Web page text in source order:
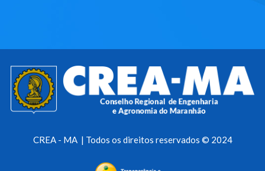
CREA - MA | Todos os direitos reservados © 2024